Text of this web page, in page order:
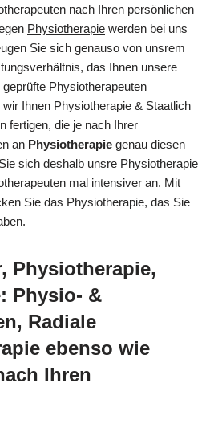
nach Ihren persönlichen
Physiotherapie werden bei uns
Sie sich genauso von unsrem
das Ihnen unsere
Physiotherapeuten
Ihnen Physiotherapie & Staatlich
fertigen, die je nach Ihrer
an Physiotherapie genau diesen
sich deshalb unsre Physiotherapie
mal intensiver an. Mit
Sie das Physiotherapie, das Sie
Physiotherapie,
Physio- &
Radiale
ebenso wie
Ihren